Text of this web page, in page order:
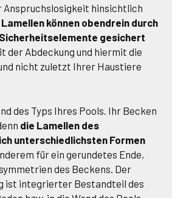
Anspruchslosigkeit hinsichtlich
Lamellen können obendrein durch
gesichert
der Abdeckung und hiermit die
nicht zuletzt Ihrer Haustiere
des Typs Ihres Pools. Ihr Becken
die Lamellen des
unterschiedlichsten Formen
für ein gerundetes Ende,
des Beckens. Der
ist integrierter Bestandteil des